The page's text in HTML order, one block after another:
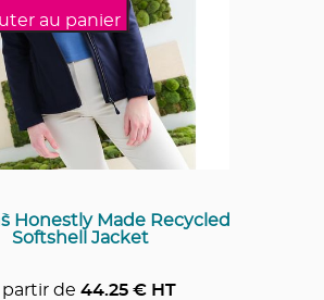
au panier
Honestly Made Recycled
Softshell Jacket
partir de 44.25€ HT